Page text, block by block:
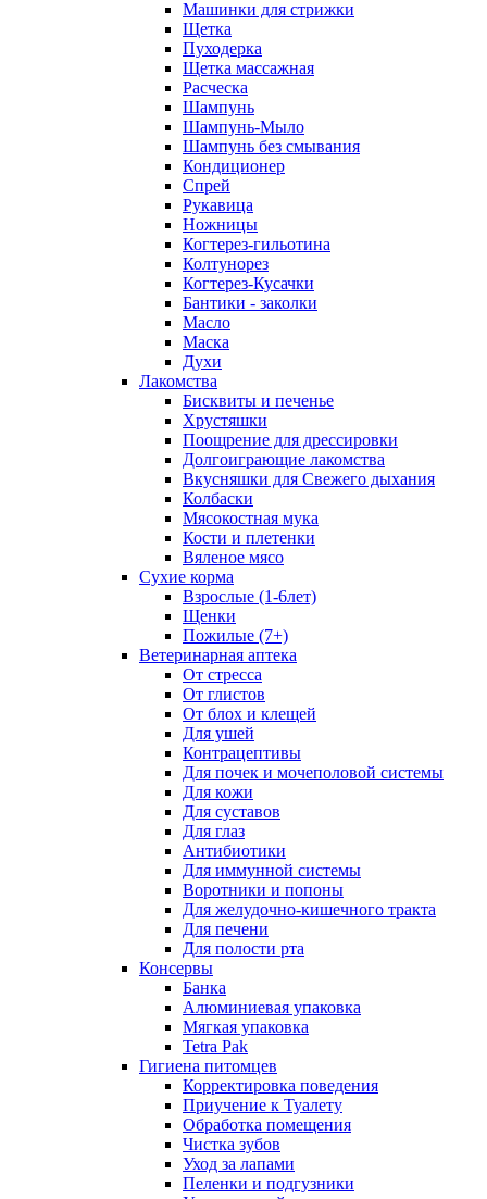
Машинки для стрижки
Щетка
Пуходерка
Щетка массажная
Расческа
Шампунь
Шампунь-Мыло
Шампунь без cмывания
Кондиционер
Спрей
Рукавица
Ножницы
Когтерез-гильотина
Колтунорез
Когтерез-Кусачки
Бантики - заколки
Масло
Маска
Духи
Лакомства
Бисквиты и печенье
Хрустяшки
Поощрение для дрессировки
Долгоиграющие лакомства
Вкусняшки для Свежего дыхания
Колбаски
Мясокостная мука
Кости и плетенки
Вяленое мясо
Сухие корма
Взрослые (1-6лет)
Щенки
Пожилые (7+)
Ветеринарная аптека
От стресса
От глистов
От блох и клещей
Для ушей
Контрацептивы
Для почек и мочеполовой системы
Для кожи
Для суставов
Для глаз
Антибиотики
Для иммунной системы
Воротники и попоны
Для желудочно-кишечного тракта
Для печени
Для полости рта
Консервы
Банка
Алюминиевая упаковка
Мягкая упаковка
Tetra Pak
Гигиена питомцев
Корректировка поведения
Приучение к Туалету
Обработка помещения
Чистка зубов
Уход за лапами
Пеленки и подгузники